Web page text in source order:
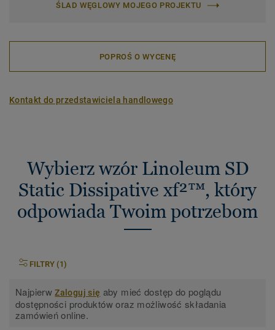
ŚLAD WĘGLOWY MOJEGO PROJEKTU
POPROŚ O WYCENĘ
Kontakt do przedstawiciela handlowego
Wybierz wzór Linoleum SD
Static Dissipative xf²™, który
odpowiada Twoim potrzebom
FILTRY (1)
NajpierwZaloguj się aby mieć dostęp do poglądu
dostępności produktów oraz możliwość składania
zamówień online.